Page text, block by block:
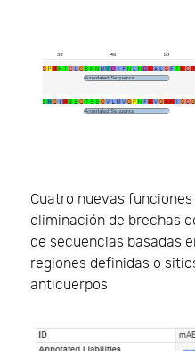
Cuatro nuevas
eliminación de brechas
de secuencias basadas
regiones definidas o
anticuerpos